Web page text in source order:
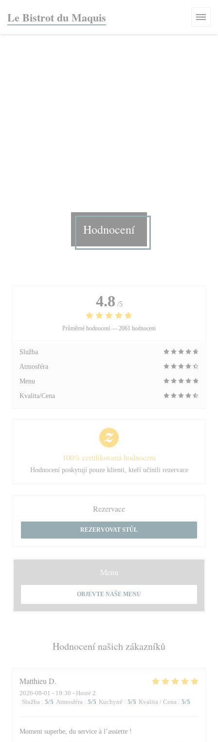
Le Bistrot du Maquis
Hodnocení
Hodnocení našich zákazníků
Matthieu D
2026-08-01 - 19:30 - Hosté 2
Služba : 5/5 Atmosféra : 5/5 Kuchyně : 5/5 Kvalita / Cena : 5/5
Moment superbe, du service à l’assiette !
4.8 /5
Průměrné hodnocení — 2061 hodnoceni
Služba
Atmosféra
Menu
Kvalita/Cena
100% certifikovaná hodnocení
Hodnocení poskytují pouze klienti, kteří učinili rezervace
Rezervace
REZERVOVAT STŮL
Menu
OBJEVTE NAŠE MENU